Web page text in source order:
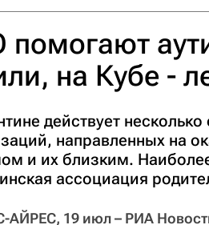
на Кубе -
действует
направленных на
и их близким.
ассоциация
АЙРЕС, 19 июл – РИА